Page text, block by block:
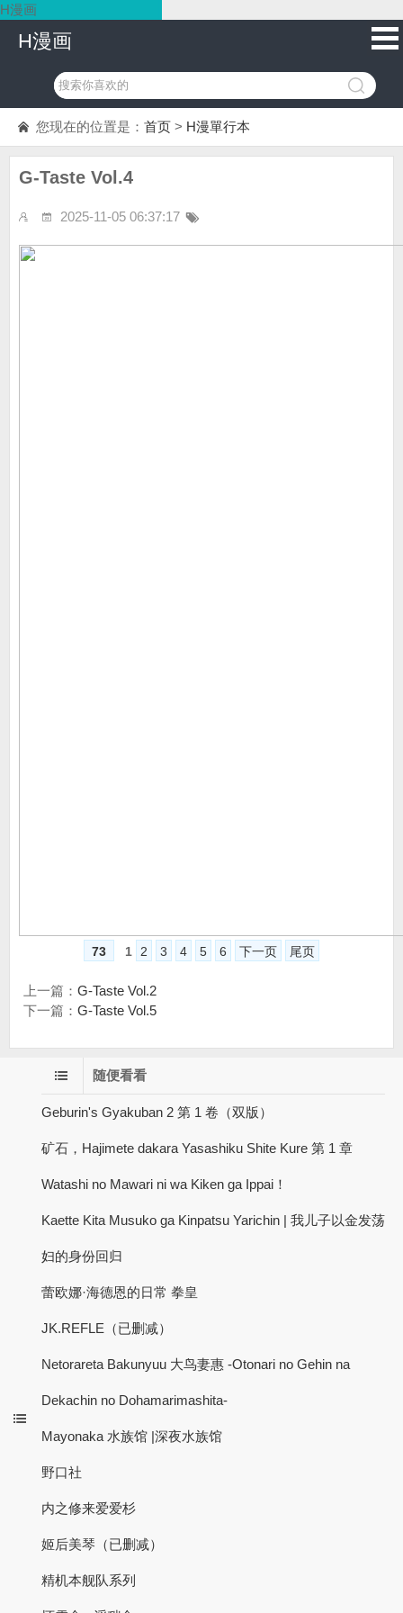
H漫画
H漫画
您现在的位置是： 首页 > H漫單行本
G-Taste Vol.4
2025-11-05 06:37:17
73 1 2 3 4 5 6 下一页 尾页
上一篇： G-Taste Vol.2
下一篇： G-Taste Vol.5
随便看看
Geburin's Gyakuban 2 第 1 卷（双版）
矿石，Hajimete dakara Yasashiku Shite Kure 第 1 章
Watashi no Mawari ni wa Kiken ga Ippai！
Kaette Kita Musuko ga Kinpatsu Yarichin | 我儿子以金发荡
妇的身份回归
蕾欧娜·海德恩的日常 拳皇
JK.REFLE（已删减）
Netorareta Bakunyuu 大鸟妻惠 -Otonari no Gehin na
Dekachin no Dohamarimashita-
Mayonaka 水族馆 |深夜水族馆
野口社
内之修来爱爱杉
姬后美琴（已删减）
精机本舰队系列